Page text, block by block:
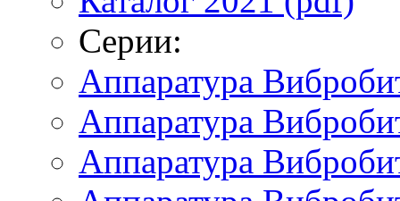
Серии:
Аппаратура
Аппаратура
Аппаратура